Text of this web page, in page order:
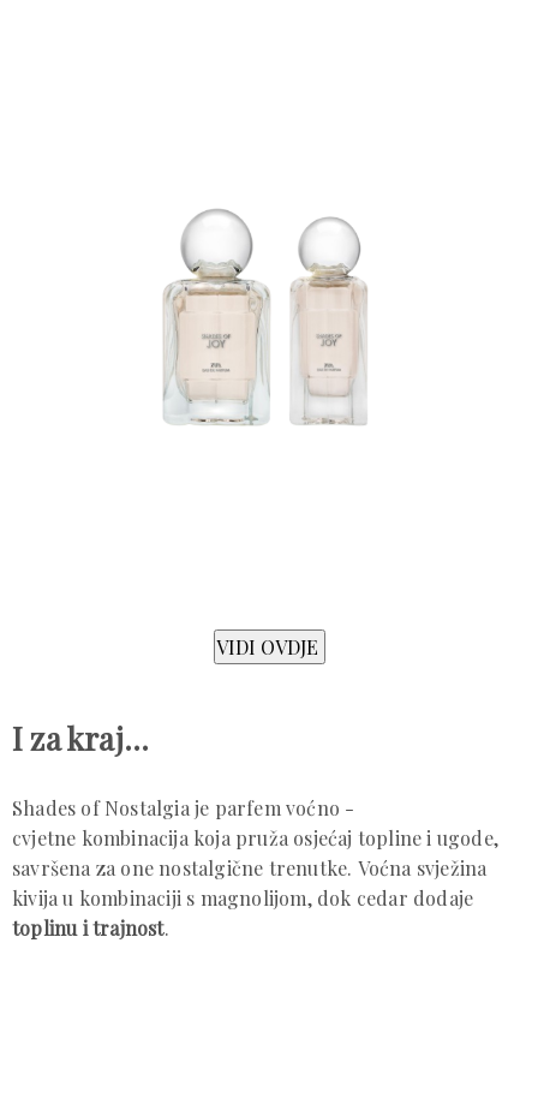
I za kraj...
Shades of Nostalgia je parfem voćno -
cvjetne kombinacija koja pruža osjećaj topline i ugode,
savršena za one nostalgične trenutke. Voćna svježina
kivija u kombinaciji s magnolijom, dok cedar dodaje
toplinu i trajnost.